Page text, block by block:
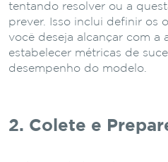
tentando resolver ou a
prever. Isso inclui definir os
você deseja alcançar com a
estabelecer métricas de
desempenho do modelo.
2. Colete e